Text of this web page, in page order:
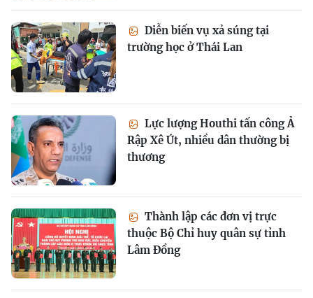
Diễn biến vụ xả súng tại
trường học ở Thái Lan
Lực lượng Houthi tấn công Ả
Rập Xê Út, nhiều dân thường bị
thương
Thành lập các đơn vị trực
thuộc Bộ Chỉ huy quân sự tỉnh
Lâm Đồng